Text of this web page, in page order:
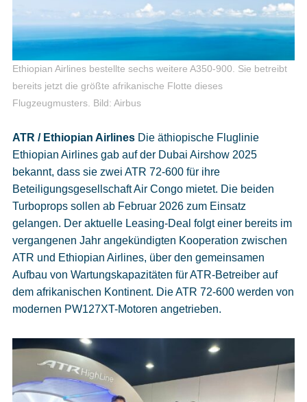
Ethiopian Airlines bestellte sechs weitere A350-900. Sie betreibt
bereits jetzt die größte afrikanische Flotte dieses
Flugzeugmusters. Bild: Airbus
ATR / Ethiopian AirlinesDie äthiopische Fluglinie
Ethiopian Airlines gab auf der Dubai Airshow 2025
bekannt, dass sie zwei ATR 72-600 für ihre
Beteiligungsgesellschaft Air Congo mietet. Die beiden
Turboprops sollen ab Februar 2026 zum Einsatz
gelangen. Der aktuelle Leasing-Deal folgt einer bereits im
vergangenen Jahr angekündigten Kooperation zwischen
ATR und Ethiopian Airlines, über den gemeinsamen
Aufbau von Wartungskapazitäten für ATR-Betreiber auf
dem afrikanischen Kontinent. Die ATR 72-600 werden von
modernen PW127XT-Motoren angetrieben.